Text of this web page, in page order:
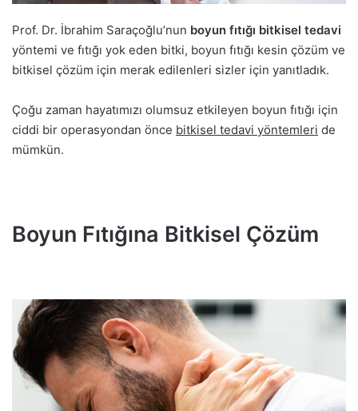
Prof. Dr. İbrahim Saraçoğlu’nun boyun fıtığı bitkisel tedavi
yöntemi ve fıtığı yok eden bitki, boyun fıtığı kesin çözüm ve
bitkisel çözüm için merak edilenleri sizler için yanıtladık.
Çoğu zaman hayatımızı olumsuz etkileyen boyun fıtığı için
ciddi bir operasyondan önce bitkisel tedavi yöntemleri de
mümkün.
Boyun Fıtığına Bitkisel Çözüm